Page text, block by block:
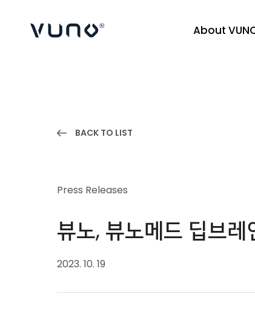
(주) 뷰노 About
BACK TO LIST
Press Releases
뷰노, 뷰노메드 딥브
2023. 10. 19